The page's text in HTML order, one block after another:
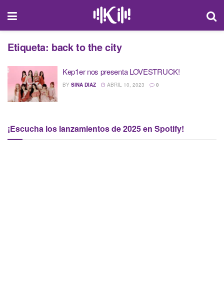
Etiqueta: back to the city
Kep1er nos presenta LOVESTRUCK!
BY SINA DIAZ ABRIL 10, 2023 0
¡Escucha los lanzamientos de 2025 en Spotify!